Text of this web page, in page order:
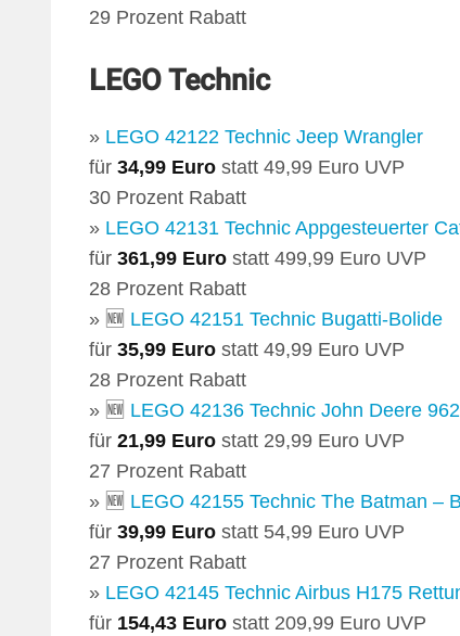
29 Prozent Rabatt
LEGO Technic
» LEGO 42122 Technic Jeep Wrangler
für 34,99 Euro statt 49,99 Euro UVP
30 Prozent Rabatt
» LEGO 42131 Technic Appgesteuerter
für 361,99 Euro statt 499,99 Euro UVP
28 Prozent Rabatt
» 🆕 LEGO 42151 Technic Bugatti-Bolide
für 35,99 Euro statt 49,99 Euro UVP
28 Prozent Rabatt
» 🆕 LEGO 42136 Technic John Deere
für 21,99 Euro statt 29,99 Euro UVP
27 Prozent Rabatt
» 🆕 LEGO 42155 Technic The Batman –
für 39,99 Euro statt 54,99 Euro UVP
27 Prozent Rabatt
» LEGO 42145 Technic Airbus H175
für 154,43 Euro statt 209,99 Euro UVP